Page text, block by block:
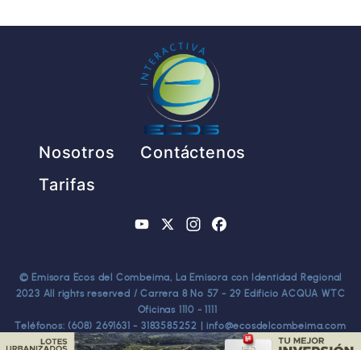
Pie de página
Nosotros
Contáctenos
Tarifas
YouTube
X Instagram
© Emisora Ecos del Combeima, La Emisora con Identidad Regional
2023 All rights reserved / Carrera 8 No 57 - 29 Edificio ACQUA WTC
Oficinas 1110 - 1111
Teléfonos: (608) 2691631 - 3183585252 | info@ecosdelcombeima.com
Ibagué - Tolima. TODOS LOS DERECHOS RESERVADOS